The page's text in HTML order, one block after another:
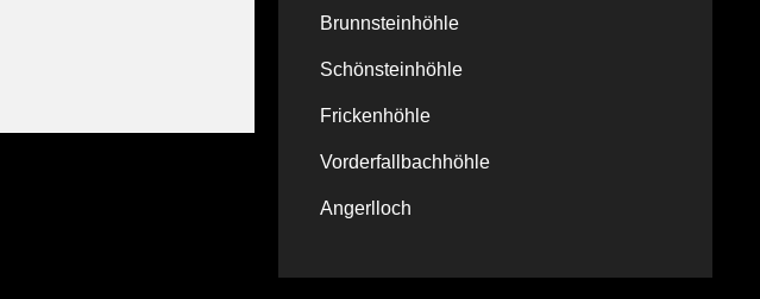
Brunnsteinhöhle
Schönsteinhöhle
Frickenhöhle
Vorderfallbachhöhle
Angerlloch